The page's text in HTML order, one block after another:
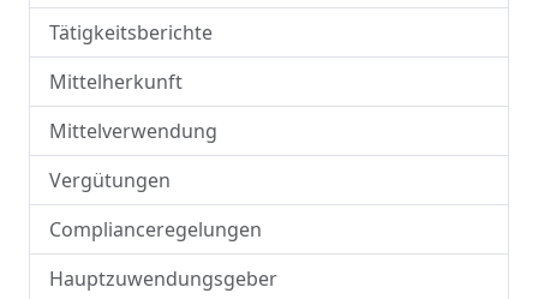
Tätigkeitsberichte
Mittelherkunft
Mittelverwendung
Vergütungen
Complianceregelungen
Hauptzuwendungsgeber